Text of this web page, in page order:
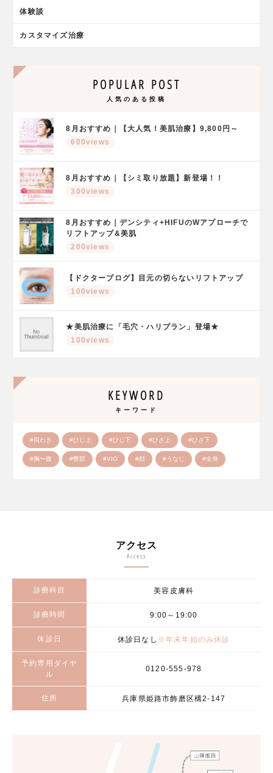
体験談
カスタマイズ治療
POPULAR POST
人気のある投稿
8月おすすめ｜【大人気！美肌治療】9,800円～
600views
8月おすすめ｜【シミ取り放題】新登場！！
300views
8月おすすめ｜デンシティ+HIFUのWアプローチで
リフトアップ&美肌
200views
【ドクターブログ】目元の切らないリフトアップ
100views
★美肌治療に「毛穴・ハリプラン」登場★
100views
KEYWORD
キーワード
#両わき #ひじ上 #ひじ下 #ひざ上 #ひざ下
#胸〜腹 #臀部 #VIO #顔 #うなじ #全身
アクセス
Access
診療科目 美容皮膚科
診療時間 9:00～19:00
休診日 休診日なし ※年末年始のみ休診
予約専用ダイヤ
ル
0120-555-978
住所 兵庫県姫路市飾磨区構2-147